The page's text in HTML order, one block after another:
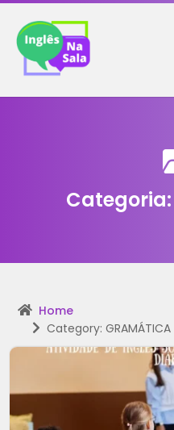
Categoria:
Home
Category: GRAMÁTICA